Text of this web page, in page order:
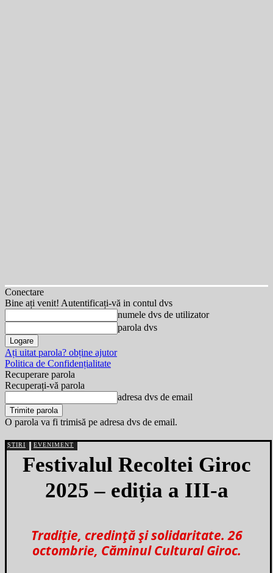
Conectare
Bine ați venit! Autentificați-vă in contul dvs
numele dvs de utilizator
parola dvs
Ați uitat parola? obține ajutor
Politica de Confidențialitate
Recuperare parola
Recuperați-vă parola
adresa dvs de email
O parola va fi trimisă pe adresa dvs de email.
ȘTIRI EVENIMENT
Festivalul Recoltei Giroc
2025 – ediția a III-a
Tradiție, credință și solidaritate. 26
octombrie, Căminul Cultural Giroc.